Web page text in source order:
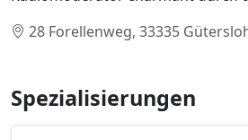
28 Forellenweg, 33335
Spezialisierungen